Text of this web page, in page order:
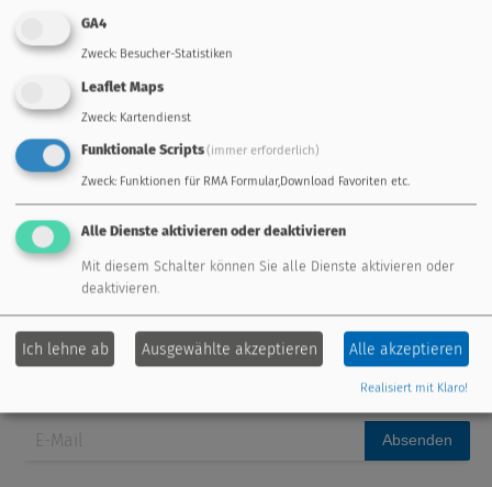
Erweiterungsmodule
Sensoren Zubehör
Technische Alternative RT GmbH
Langestraße 124
A-3872 Amaliendorf
Tel: +43 (0) 2862 53635,mail(at)ta.co.at
für den Newsletter anmelden:
Absenden
GA4
Zweck: Besucher-Statistiken
Leaflet Maps
Zweck: Kartendienst
Funktionale Scripts(immer erforderlich)
Zweck: Funktionen für RMA Formular,Download Favoriten etc.
Alle Dienste aktivieren oder deaktivieren
Mit diesem Schalter können Sie alle Dienste aktivieren oder
deaktivieren.
Ich lehne ab Ausgewählte akzeptieren Alle akzeptieren
Realisiert mit Klaro!